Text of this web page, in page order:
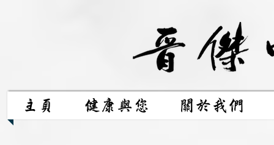
主頁 健康與您 關於我們